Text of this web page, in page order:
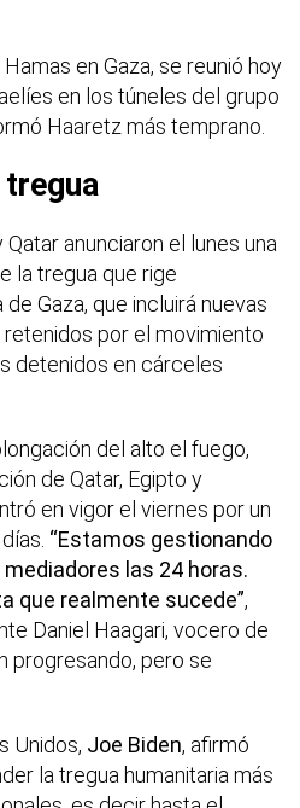
en Gaza, se reunió hoy
en los túneles del grupo
Haaretz más temprano.
anunciaron el lunes una
la tregua que rige
Gaza, que incluirá nuevas
por el movimiento
detenidos en cárceles
del alto el fuego,
de Qatar, Egipto y
en vigor el viernes por un
“Estamos gestionando
las 24 horas.
que realmente sucede”,
Daniel Haagari, vocero de
progresando, pero se
Unidos, Joe Biden, afirmó
la tregua humanitaria más